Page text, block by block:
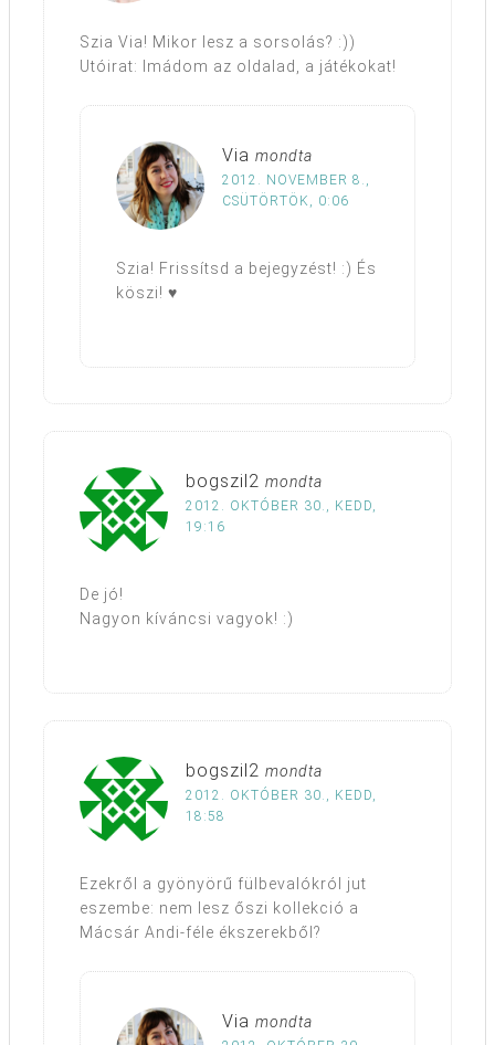
Szia Via! Mikor lesz a sorsolás? :))
Utóirat: Imádom az oldalad, a játékokat!
Via mondta
2012. NOVEMBER 8.,
CSÜTÖRTÖK, 0:06
Szia! Frissítsd a bejegyzést! :) És
köszi! ♥
bogszil2 mondta
2012. OKTÓBER 30., KEDD,
19:16
De jó!
Nagyon kíváncsi vagyok! :)
bogszil2 mondta
2012. OKTÓBER 30., KEDD,
18:58
Ezekről a gyönyörű fülbevalókról jut
eszembe: nem lesz őszi kollekció a
Mácsár Andi-féle ékszerekből?
Via mondta